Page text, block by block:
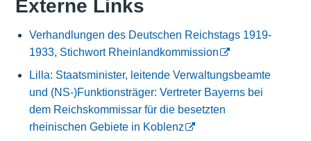
Externe Links
Verhandlungen des Deutschen Reichstags 1919-
1933, Stichwort Rheinlandkommission
Lilla: Staatsminister, leitende Verwaltungsbeamte
und (NS-)Funktionsträger: Vertreter Bayerns bei
dem Reichskommissar für die besetzten
rheinischen Gebiete in Koblenz